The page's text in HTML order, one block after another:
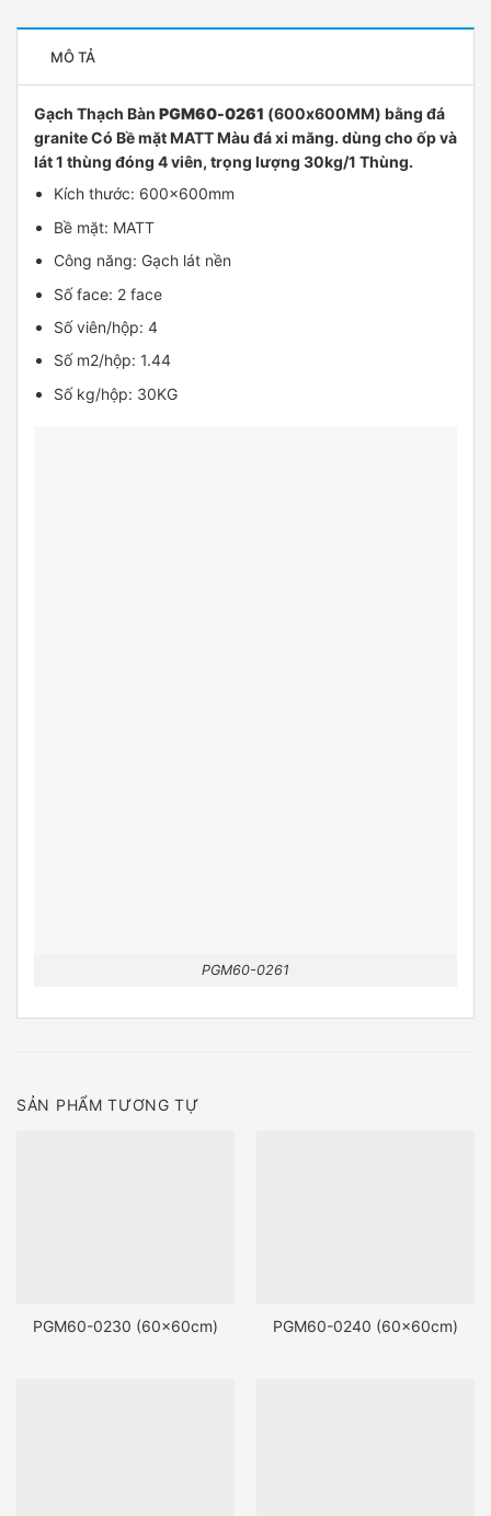
MÔ TẢ
Gạch Thạch Bàn PGM60-0261 (600x600MM) bằng đá
granite Có Bề mặt MATT Màu đá xi măng. dùng cho ốp và
lát 1 thùng đóng 4 viên, trọng lượng 30kg/1 Thùng.
Kích thước: 600×600mm
Bề mặt: MATT
Công năng: Gạch lát nền
Số face: 2 face
Số viên/hộp: 4
Số m2/hộp: 1.44
Số kg/hộp: 30KG
PGM60-0261
SẢN PHẨM TƯƠNG TỰ
PGM60-0230 (60x60cm) PGM60-0240 (60x60cm)